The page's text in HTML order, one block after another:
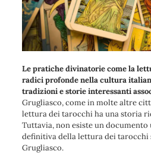
Le pratiche divinatorie come la
radici profonde nella cultura
tradizioni e storie interessanti
Grugliasco, come in molte altre
lettura dei tarocchi ha una storia
Tuttavia, non esiste un
definitiva della lettura dei tarocchi
Grugliasco.